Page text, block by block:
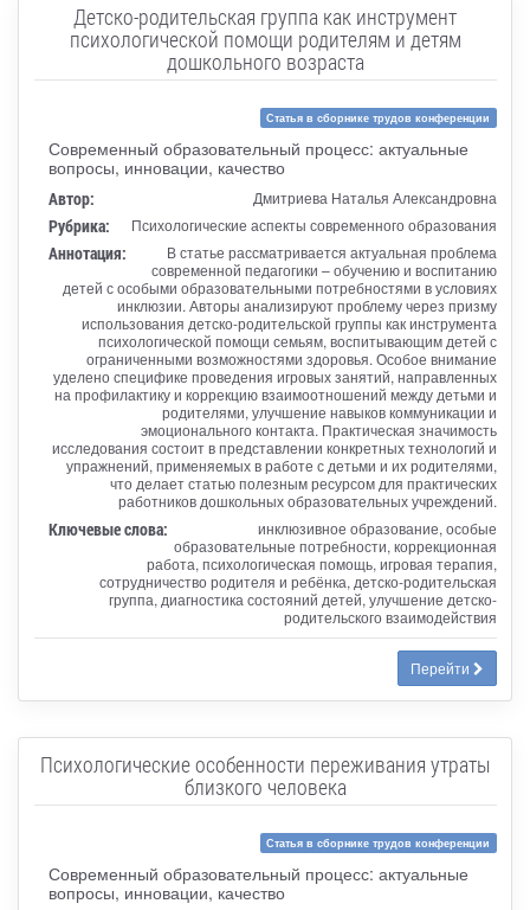
Детско-родительская группа как инструмент
психологической помощи родителям и детям
дошкольного возраста
Статья в сборнике трудов конференции
Современный образовательный процесс: актуальные
вопросы, инновации, качество
Автор: Дмитриева Наталья Александровна
Рубрика: Психологические аспекты современного образования
Аннотация:
В статье рассматривается актуальная проблема
современной педагогики – обучению и воспитанию
детей с особыми образовательными потребностями в условиях
инклюзии. Авторы анализируют проблему через призму
использования детско-родительской группы как инструмента
психологической помощи семьям, воспитывающим детей с
ограниченными возможностями здоровья. Особое внимание
уделено специфике проведения игровых занятий, направленных
на профилактику и коррекцию взаимоотношений между детьми и
родителями, улучшение навыков коммуникации и
эмоционального контакта. Практическая значимость
исследования состоит в представлении конкретных технологий и
упражнений, применяемых в работе с детьми и их родителями,
что делает статью полезным ресурсом для практических
работников дошкольных образовательных учреждений.
Ключевые слова:
инклюзивное образование, особые
образовательные потребности, коррекционная
работа, психологическая помощь, игровая терапия,
сотрудничество родителя и ребёнка, детско-родительская
группа, диагностика состояний детей, улучшение детско-
родительского взаимодействия
Перейти
Психологические особенности переживания утраты
близкого человека
Статья в сборнике трудов конференции
Современный образовательный процесс: актуальные
вопросы, инновации, качество